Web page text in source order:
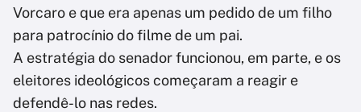
Vorcaro e que era apenas um pedido de um filho
para patrocínio do filme de um pai.
A estratégia do senador funcionou, em parte, e os
eleitores ideológicos começaram a reagir e
defendê-lo nas redes.